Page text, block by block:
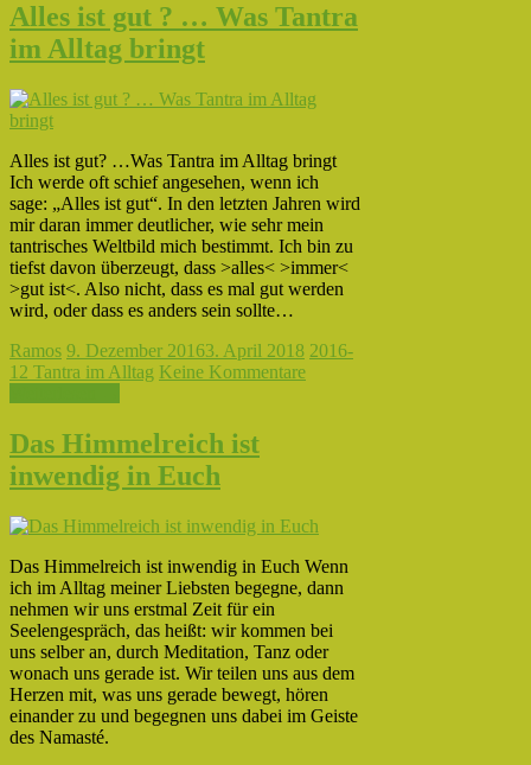
Alles ist gut ? … Was Tantra
im Alltag bringt
Alles ist gut? …Was Tantra im Alltag bringt
Ich werde oft schief angesehen, wenn ich
sage: „Alles ist gut“. In den letzten Jahren wird
mir daran immer deutlicher, wie sehr mein
tantrisches Weltbild mich bestimmt. Ich bin zu
tiefst davon überzeugt, dass >alles< >immer<
>gut ist<. Also nicht, dass es mal gut werden
wird, oder dass es anders sein sollte…
Ramos 9. Dezember 20163. April 2018 2016-
12 Tantra im Alltag Keine Kommentare
Das Himmelreich ist
inwendig in Euch
Das Himmelreich ist inwendig in Euch Wenn
ich im Alltag meiner Liebsten begegne, dann
nehmen wir uns erstmal Zeit für ein
Seelengespräch, das heißt: wir kommen bei
uns selber an, durch Meditation, Tanz oder
wonach uns gerade ist. Wir teilen uns aus dem
Herzen mit, was uns gerade bewegt, hören
einander zu und begegnen uns dabei im Geiste
des Namasté.